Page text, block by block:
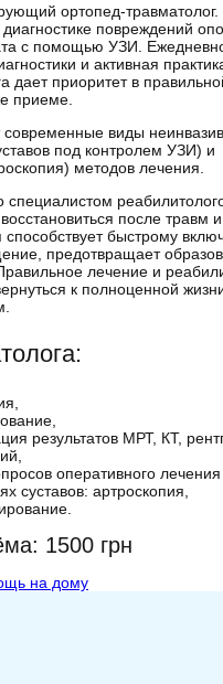
ортопед-травматолог.
повреждений
с помощью УЗИ.
и активная
дает приоритет в
приеме.
современные виды
под контролем УЗИ) и
методов лечения.
специалистом
после травм
быстрому
предотвращает
лечение и
к полноценной
результатов МРТ, КТ,
оперативного
суставов: артроскопия,
1500 грн
на дому